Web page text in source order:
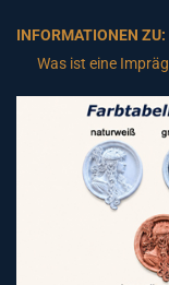
INFORMATIONEN ZU:
Was ist eine